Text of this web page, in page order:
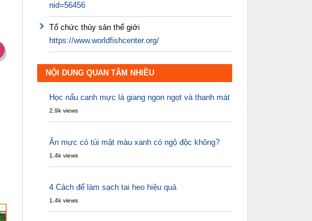
nid=56456
Tổ chức thủy sản thế giới
https://www.worldfishcenter.org/
NỘI DUNG QUAN TÂM NHIỀU
Học nấu canh mực lá giang ngon ngọt và thanh mát
2.9k views
Ăn mực có túi mật màu xanh có ngộ độc không?
1.4k views
4 Cách để làm sạch tai heo hiệu quả
1.4k views